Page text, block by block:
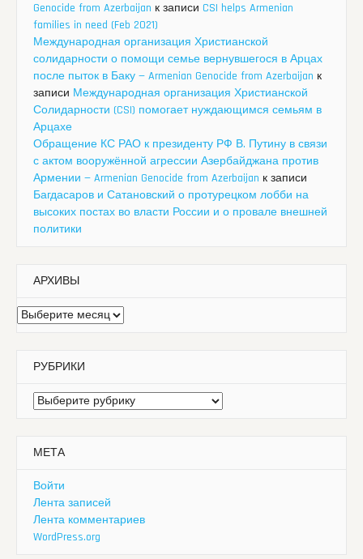
Genocide from Azerbaijan к записи CSI helps Armenian
families in need (Feb 2021)
Международная организация Христианской
солидарности о помощи семье вернувшегося в Арцах
после пыток в Баку — Armenian Genocide from Azerbaijan к
записи Международная организация Христианской
Солидарности (CSI) помогает нуждающимся семьям в
Арцахе
Обращение КС РАО к президенту РФ В. Путину в связи
с актом вооружённой агрессии Азербайджана против
Армении — Armenian Genocide from Azerbaijan к записи
Багдасаров и Сатановский о протурецком лобби на
высоких постах во власти России и о провале внешней
политики
АРХИВЫ
Архивы
РУБРИКИ
Рубрики
МЕТА
Войти
Лента записей
Лента комментариев
WordPress.org